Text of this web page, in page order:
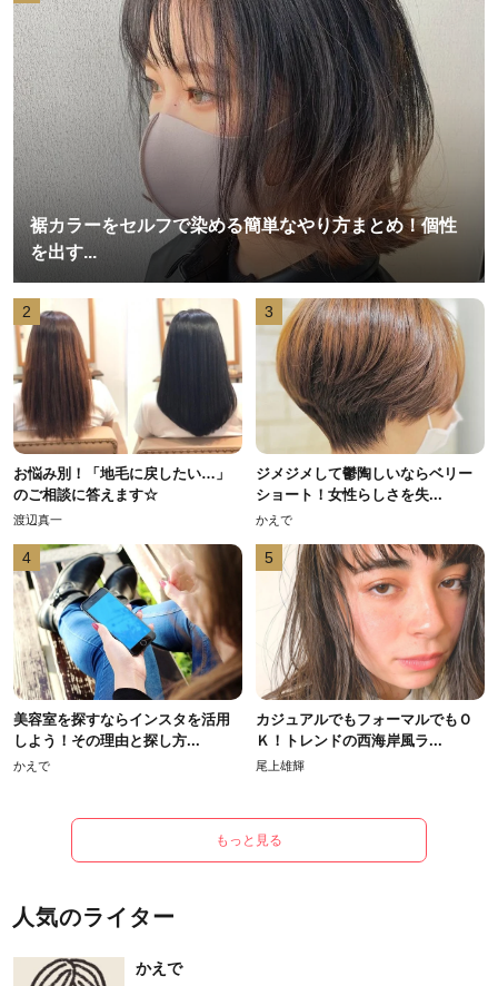
裾カラーをセルフで染める簡単なやり方まとめ！個性
を出す...
2
お悩み別！「地毛に戻したい…」
のご相談に答えます☆
渡辺真一
3
ジメジメして鬱陶しいならベリー
ショート！女性らしさを失...
かえで
4
美容室を探すならインスタを活用
しよう！その理由と探し方...
かえで
5
カジュアルでもフォーマルでもＯ
Ｋ！トレンドの西海岸風ラ...
尾上雄輝
もっと見る
人気のライター
かえで